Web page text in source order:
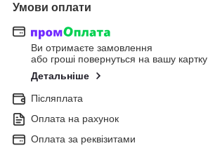
Умови оплати
Ви отримаєте замовлення
або гроші повернуться на вашу картку
Детальніше
Післяплата
Оплата на рахунок
Оплата за реквізитами